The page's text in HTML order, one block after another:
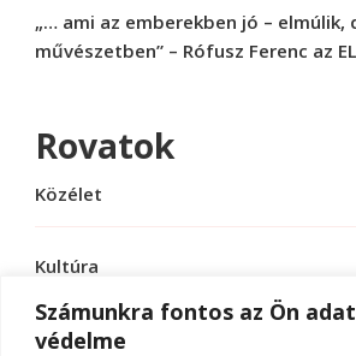
Számunkra fontos az Ön
védelme
„… ami az emberekben jó – elmúlik,
művészetben” – Rófusz Ferenc az
Rovatok
Közélet
Kultúra
Sport